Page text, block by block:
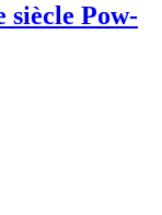
Pow-